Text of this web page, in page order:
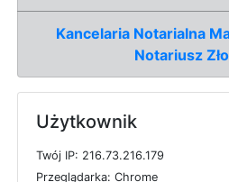
Kancelaria Notarialna
Notariusz
Użytkownik
Twój IP: 216.73.216.179
Przeglądarka: Chrome